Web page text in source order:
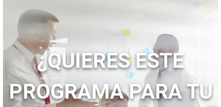
¿QUIERES ESTE
PROGRAMA PARA TU